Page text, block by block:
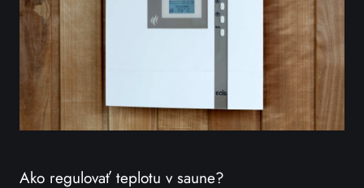
Ako regulovať teplotu v saune?